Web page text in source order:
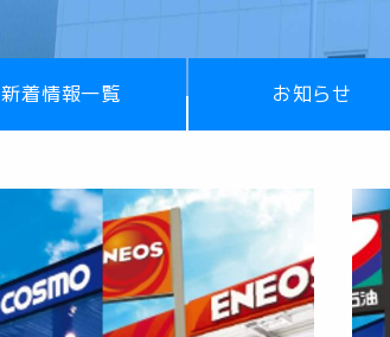
新着情報一覧 お知らせ